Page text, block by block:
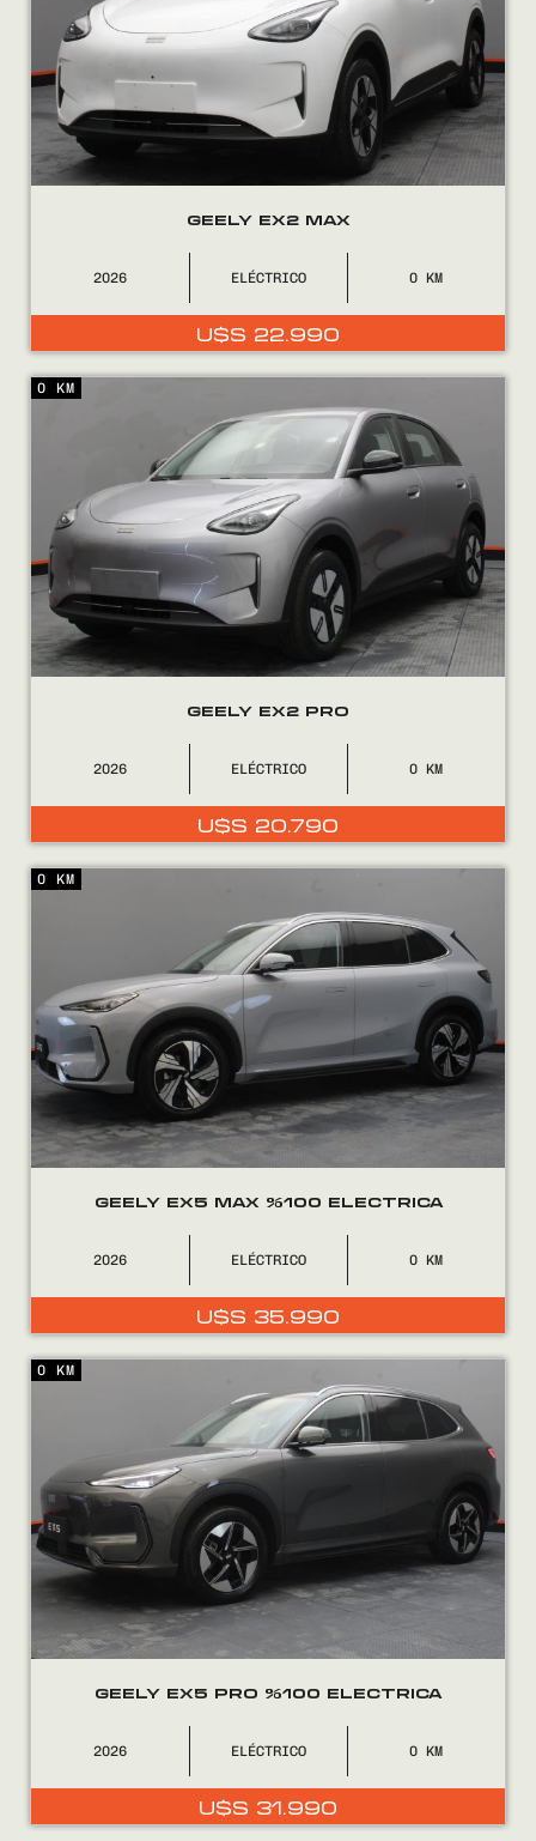
Encontranos en
GEELY EX2 MAX
2026 ELÉCTRICO 0
U$S 22.990
GEELY EX2 PRO
2026 ELÉCTRICO 0
U$S 20.790
0 KM
GEELY EX5 MAX %100 ELECTRICA
2026 ELÉCTRICO 0
U$S 35.990
0 KM
GEELY EX5 PRO %100 ELECTRICA
2026 ELÉCTRICO 0
U$S 31.990
0 KM